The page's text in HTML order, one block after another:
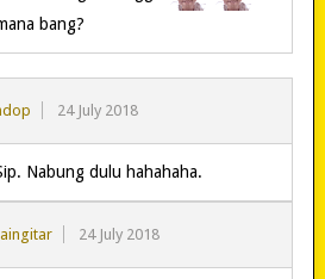
bang?
24 July 2018
Nabung dulu hahahaha.
24 July 2018